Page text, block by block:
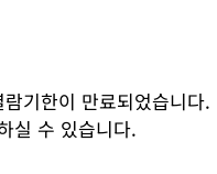
기한이 만료되었습니다.
실 수 있습니다.